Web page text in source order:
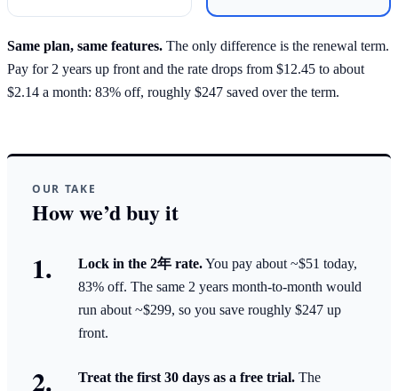
Same plan, same features. The only difference is the renewal term.
Pay for 2 years up front and the rate drops from $12.45 to about
$2.14 a month: 83% off, roughly $247 saved over the term.
OUR TAKE
How we’d buy it
Lock in the 2年 rate.You pay about ~$51 today,
83% off. The same 2 years month-to-month would
run about ~$299, so you save roughly $247 up
front.
Treat the first 30 days as a free trial. The